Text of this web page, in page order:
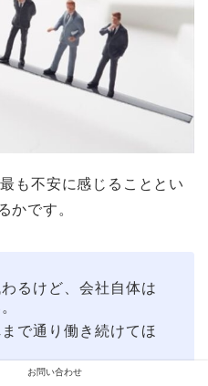
も不安に感じることとい
かです。
るけど、会社自体は
で通り働き続けてほ
お問い合わせ